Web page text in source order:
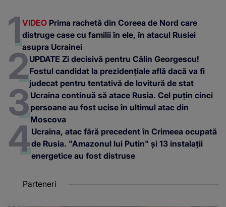
VIDEO Prima rachetă din Coreea de Nord care
distruge case cu familii în ele, în atacul Rusiei
asupra Ucrainei
UPDATE Zi decisivă pentru Călin Georgescu!
Fostul candidat la prezidențiale află dacă va fi
judecat pentru tentativă de lovitură de stat
Ucraina continuă să atace Rusia. Cel puțin cinci
persoane au fost ucise în ultimul atac din
Moscova
Ucraina, atac fără precedent în Crimeea ocupată
de Rusia. "Amazonul lui Putin" și 13 instalații
energetice au fost distruse
Parteneri